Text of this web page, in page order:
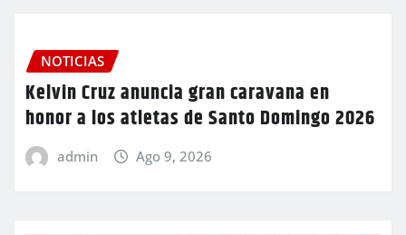
NOTICIAS
Kelvin Cruz anuncia gran caravana en
honor a los atletas de Santo Domingo 2026
admin Ago 9, 2026